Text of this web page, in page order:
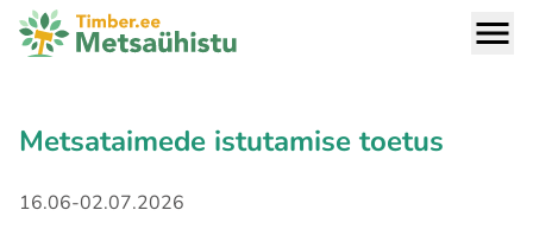
Metsataimede istutamise toetus
16.06-02.07.2026